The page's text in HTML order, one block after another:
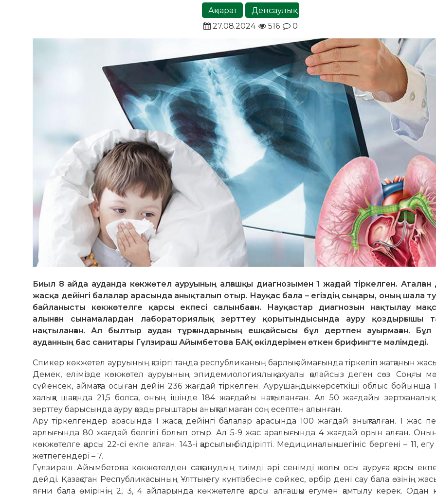
Ақпарат
Денсаулық
27.08.2024
516 0
Биыл 8 айда ауданда көкжөтел ауруының алғашқы диагнозымен 1 жағдай тіркелген. Аталған
жасқа дейінгі балалар арасында анықталып отыр. Науқас бала – егіздің сыңары, оның шала
байланысты көкжөтелге қарсы екпесі салынбаған. Науқастар диагнозын нақтылау
алынған сынамалардан лабораториялық зерттеу қорытындысында ауру қоздырғышы
нақтыланған. Ал былтыр аудан тұрғындарының ешқайсысы бұл дертпен ауырмаған. Бұл
ауданның бас санитары Гүлзираш Айымбетова БАҚ өкілдерімен өткен брифингте мәлімдеді.
Спикер көкжетел ауруының қазіргі таңда республиканың барлық айма­ғында тіркеліп жатқанын
Демек, елімізде көкжөтел ауруының эпи­демиологиялық ахуалы қолайсыз деген сөз. Соңғы
сүйенсек, аймақта осыған дейін 236 жағдай тіркелген. Аурушаңдық көрсеткіші об­лыс бойынша
халыққа шақ­қанда 21,5 болса, оның ішінде 184 жағдайы нақтыланған. Ал 50 жағ­дайы
зерттеу ба­ры­сында ауру қоздырғыштары анықтал­маған соң есептен алынған.
Ару тіркелгендер арасында 1 жасқа дейінгі балалар арасында 100 жағдай анықталған. 1 жас
арлығында 80 жағдай белгілі болып отыр. Ал 5-9 жас аралығында 4 жағдай орын алған.
көкжөтелге қарсы 22-сі екпе алған. 143-і қарсылық білдіріпті. Медициналық шегініс бергені – 11,
жетпегендері – 7.
Гүлзираш Айымбетова көкжөтелден сақтанудың тиімді әрі сенімді жолы осы ауруға қарсы
дейді. Қазақстан Республикасының Ұлттық егу күнтізбесіне сәйкес, әрбір дені сау бала өзінің
яғни бала өмі­рінің 2, 3, 4 айларында көкжөтелге қарсы алғашқы егумен қамтылу керек. Одан